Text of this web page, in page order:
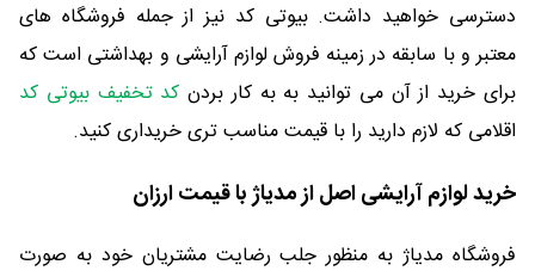
دسترسی خواهید داشت. بیوتی کد نیز از جمله فروشگاه های
معتبر و با سابقه در زمینه فروش لوازم آرایشی و بهداشتی است که
برای خرید از آن می توانید به به کار بردن کد تخفیف بیوتی کد
اقلامی که لازم دارید را با قیمت مناسب تری خریداری کنید.
خرید لوازم آرایشی اصل از مدیاژ با قیمت ارزان
فروشگاه مدیاژ به منظور جلب رضایت مشتریان خود به صورت